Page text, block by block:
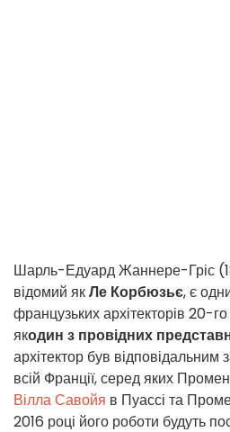
Шарль-Едуард Жаннере-Гріс
відомий якЛе Корбюзьє, є
французьких архітекторів 20-
якодин з провідних
архітектор був відповідальним
всій Франції, серед яких
Вілла Савойя в Пуассі та
2016 році його роботи будуть